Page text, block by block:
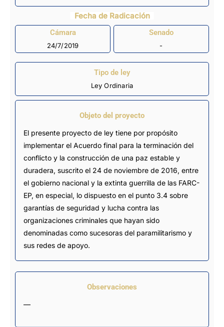
Fecha de Radicación
Cámara
24/7/2019
Senado
-
Tipo de ley
Ley Ordinaria
Objeto del proyecto
El presente proyecto de ley tiene por propósito
implementar el Acuerdo final para la terminación del
conflicto y la construcción de una paz estable y
duradera, suscrito el 24 de noviembre de 2016, entre
el gobierno nacional y la extinta guerrilla de las FARC-
EP, en especial, lo dispuesto en el punto 3.4 sobre
garantías de seguridad y lucha contra las
organizaciones criminales que hayan sido
denominadas como sucesoras del paramilitarismo y
sus redes de apoyo.
Observaciones
—